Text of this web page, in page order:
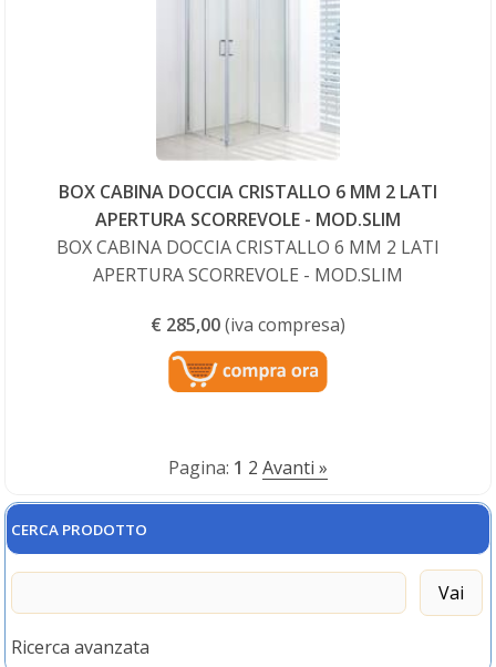
CERCA PRODOTTO
Ricerca avanzata
BOX CABINA DOCCIA CRISTALLO 6 MM 2 LATI
APERTURA SCORREVOLE - MOD.SLIM
BOX CABINA DOCCIA CRISTALLO 6 MM 2 LATI
APERTURA SCORREVOLE - MOD.SLIM
€ 285,00(iva compresa)
Pagina: 1 2 Avanti »